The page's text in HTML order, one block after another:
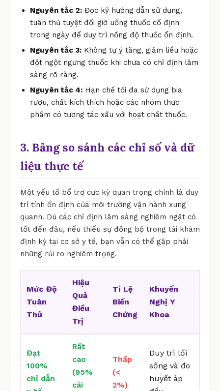
Nguyên tắc 2: Đọc kỹ hướng dẫn sử dụng,
tuân thủ tuyệt đối giờ uống thuốc cố định
trong ngày để duy trì nồng độ thuốc ổn định.
Nguyên tắc 3: Không tự ý tăng, giảm liều hoặc
đột ngột ngưng thuốc khi chưa có chỉ định lâm
sàng rõ ràng.
Nguyên tắc 4: Hạn chế tối đa sử dụng bia
rượu, chất kích thích hoặc các nhóm thực
phẩm có tương tác xấu với hoạt chất thuốc.
3. Bảng so sánh các chỉ số và dữ
liệu thực tế
Một yếu tố bổ trợ cực kỳ quan trọng chính là duy
trì tính ổn định của môi trường vận hành xung
quanh. Dù các chỉ định lâm sàng nghiêm ngặt có
tốt đến đâu, nếu thiếu sự đồng bộ trong tái khám
định kỳ tại cơ sở y tế, bạn vẫn có thể gặp phải
những rủi ro nghiêm trọng.
Mức Độ
Tuân
Thủ
Hiệu
Quả
Điều
Trị
Tỉ Lệ
Biến
Chứng
Khuyến
Nghị Y
Khoa
Đạt
100%
chỉ dẫn
Rất
cao
(95%
cải
Thấp
(<
2%)
Duy trì lối
sống và đo
huyết áp